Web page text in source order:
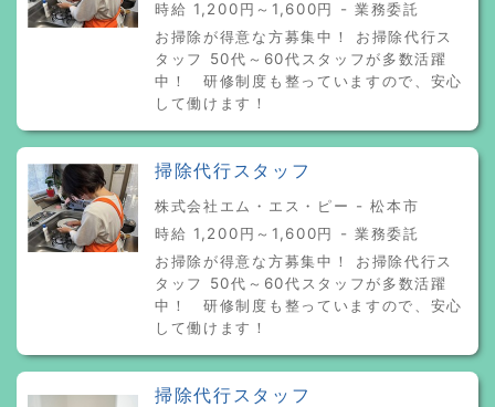
時給 1,200円～1,600円 - 業務委託
お掃除が得意な方募集中！ お掃除代行ス
タッフ 50代～60代スタッフが多数活躍
中！ 研修制度も整っていますので、安心
して働けます！
掃除代行スタッフ
株式会社エム・エス・ピー - 松本市
時給 1,200円～1,600円 - 業務委託
お掃除が得意な方募集中！ お掃除代行ス
タッフ 50代～60代スタッフが多数活躍
中！ 研修制度も整っていますので、安心
して働けます！
掃除代行スタッフ